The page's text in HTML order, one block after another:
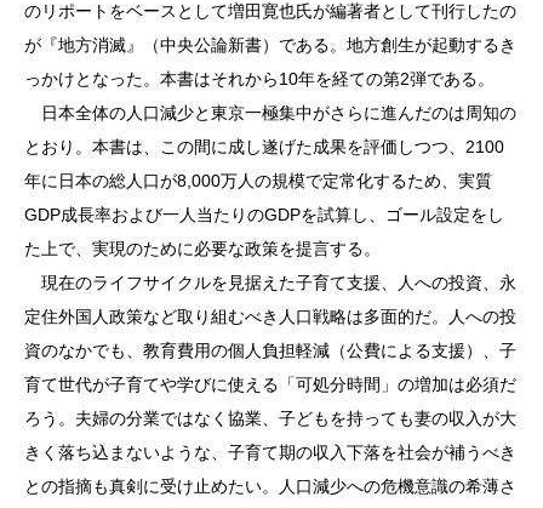
のリポートをベースとして増田寛也氏が編著者として刊行したの
が『地方消滅』（中央公論新書）である。地方創生が起動するき
っかけとなった。本書はそれから10年を経ての第2弾である。
日本全体の人口減少と東京一極集中がさらに進んだのは周知の
とおり。本書は、この間に成し遂げた成果を評価しつつ、2100
年に日本の総人口が8,000万人の規模で定常化するため、実質
GDP成長率および一人当たりのGDPを試算し、ゴール設定をし
た上で、実現のために必要な政策を提言する。
現在のライフサイクルを見据えた子育て支援、人への投資、永
定住外国人政策など取り組むべき人口戦略は多面的だ。人への投
資のなかでも、教育費用の個人負担軽減（公費による支援）、子
育て世代が子育てや学びに使える「可処分時間」の増加は必須だ
ろう。夫婦の分業ではなく協業、子どもを持っても妻の収入が大
きく落ち込まないような、子育て期の収入下落を社会が補うべき
との指摘も真剣に受け止めたい。人口減少への危機意識の希薄さ